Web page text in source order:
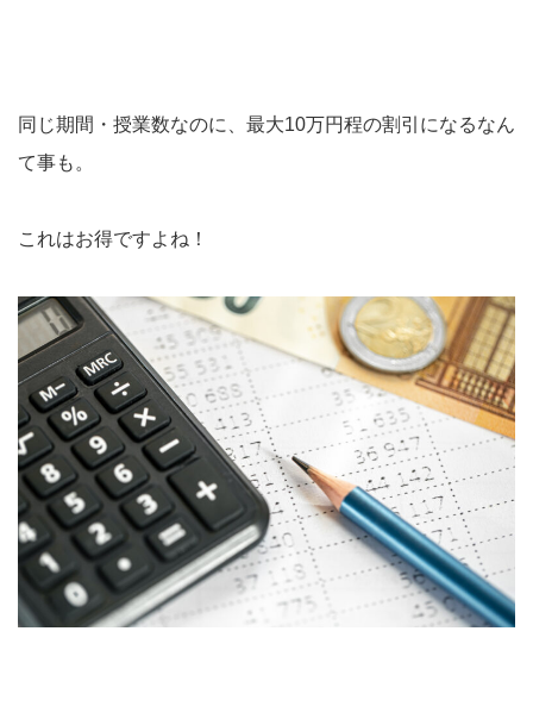
同じ期間・授業数なのに、最大10万円程の割引になるなん
て事も。
これはお得ですよね！